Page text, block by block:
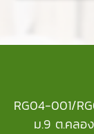
RG04-001/
ม.9 ต.คลอ